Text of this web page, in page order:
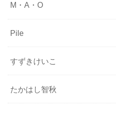
M・A・O
Pile
すずきけいこ
たかはし智秋